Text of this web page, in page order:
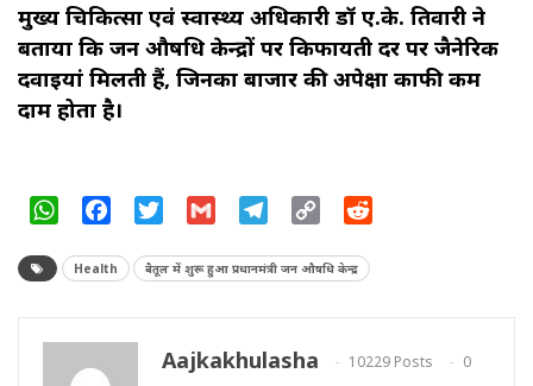
मुख्य चिकित्सा एवं स्वास्थ्य अधिकारी डॉ ए.के. तिवारी ने
बताया कि जन औषधि केन्द्रों पर किफायती दर पर जैनेरिक
दवाइयां मिलती हैं, जिनका बाजार की अपेक्षा काफी कम
दाम होता है।
WhatsAppFacebookTwitter Gmail Telegram
Copy
Health बैतूल में शुरू हुआ प्रधानमंत्री जन औषधि केन्द्र
Aajkakhulasha 10229 Posts
0